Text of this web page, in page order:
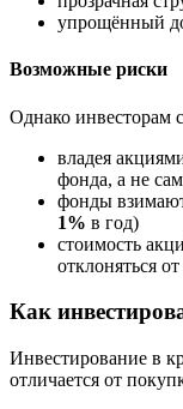
упрощённый
Возможные риски
Однако инвесторам
владея
фонда, а не
фонды
1% в год)
стоимость
отклоняться
Как
Инвестирование в
отличается от